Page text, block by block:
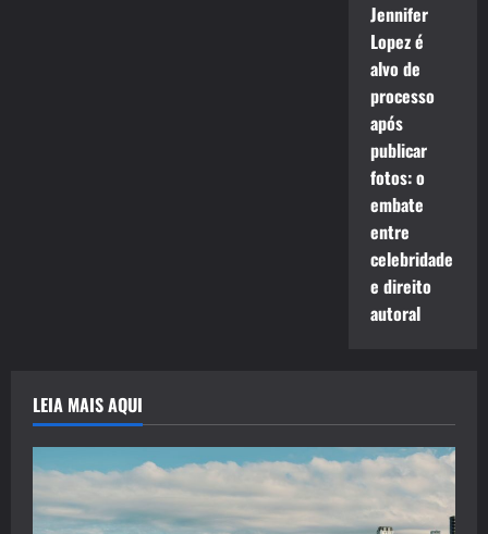
Jennifer
Lopez é
alvo de
processo
após
publicar
fotos: o
embate
entre
celebridade
e direito
autoral
LEIA MAIS AQUI